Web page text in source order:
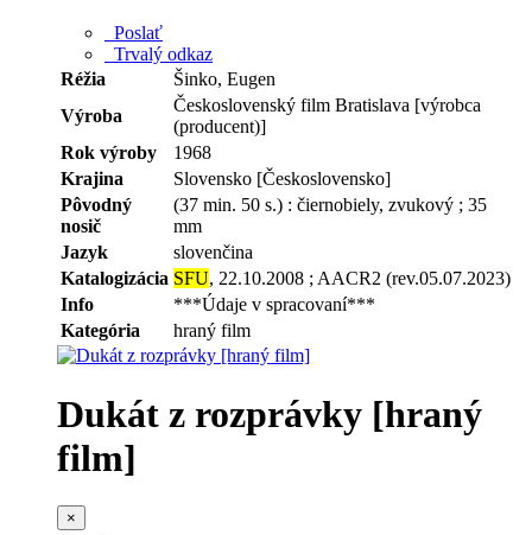
Poslať
Trvalý odkaz
Réžia
Šinko, Eugen
Výroba
Československý film Bratislava [výrobca
(producent)]
Rok výroby
1968
Krajina
Slovensko [Československo]
Pôvodný
nosič
(37 min. 50 s.) : čiernobiely, zvukový ; 35
mm
Jazyk
slovenčina
Katalogizácia SFU, 22.10.2008 ; AACR2 (rev.05.07.2023)
Info
***Údaje v spracovaní***
Kategória
hraný film
Dukát z rozprávky [hraný
film]
×